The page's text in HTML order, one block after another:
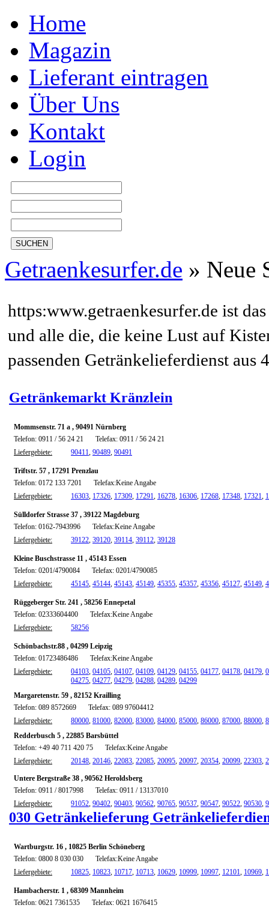
Home
Magazin
Lieferant eintragen
Über Uns
Kontakt
Login
SUCHEN
Getraenkesurfer.de » Neue
https:www.getraenkesurfer.de ist
und alle die, die keine Lust auf
passenden Getränkelieferdienst
Getränkemarkt Kränzlein
Mommsenstr. 71 a , 90491 Nürnberg
Telefon: 0911 / 56 24 21
Telefax: 0911 / 56 24 21
Liefergebiete:
90411 90489 90491
Triftstr. 57 , 17291 Prenzlau
Telefon: 0172 133 7201
Telefax:Keine Angabe
Liefergebiete:
16303 17326 17309 17291 16278 16306 17268 17348 17321
Sülldorfer Strasse 37 , 39122 Magdeburg
Telefon: 0162-7943996
Telefax:Keine Angabe
Liefergebiete:
39122, 39120, 39114, 39112, 39128
Kleine Buschstrasse 11 , 45143 Essen
Telefon: 0201/4790084
Telefax: 0201/4790085
Liefergebiete:
45145, 45144, 45143, 45149, 45355, 45357, 45356, 45127, 45149,
Rüggeberger Str. 241 , 58256 Ennepetal
Telefon: 02333604400
Telefax:Keine Angabe
Liefergebiete:
58256
Schönbachstr.88 , 04299 Leipzig
Telefon: 01723486486
Telefax:Keine Angabe
Liefergebiete:
04103, 04105, 04107, 04109, 04129, 04155, 04177, 04178, 04179,
04275, 04277, 04279, 04288, 04289, 04299
Margaretenstr. 59 , 82152 Krailling
Telefon: 089 8572669
Telefax: 089 97604412
Liefergebiete:
80000, 81000, 82000, 83000, 84000, 85000, 86000, 87000, 88000,
Redderbusch 5 , 22885 Barsbüttel
Telefon: +49 40 711 420 75
Telefax:Keine Angabe
Liefergebiete:
20148, 20146, 22083, 22085, 20095, 20097, 20354, 20099, 22303,
Untere Bergstraße 38 , 90562 Heroldsberg
Telefon: 0911 / 8017998
Telefax: 0911 / 13137010
Liefergebiete:
91052, 90402, 90403, 90562, 90765, 90537, 90547, 90522, 90530,
030 Getränkelieferung
Wartburgstr. 16 , 10825 Berlin Schöneberg
Telefon: 0800 8 030 030
Telefax:Keine Angabe
Liefergebiete:
10825, 10823, 10717, 10713, 10629, 10999, 10997, 12101, 10969,
Hambacherstr. 1 , 68309 Mannheim
Telefon: 0621 7361535
Telefax: 0621 1676415